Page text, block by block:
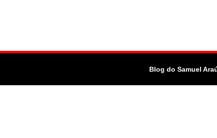
Blog do Samuel